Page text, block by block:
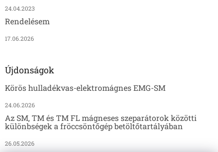
24.04.2023
Rendelésem
17.06.2026
Újdonságok
Körös hulladékvas-elektromágnes EMG-SM
24.06.2026
Az SM, TM és TM FL mágneses szeparátorok közötti
különbségek a fröccsöntőgép betöltőtartályában
26.05.2026